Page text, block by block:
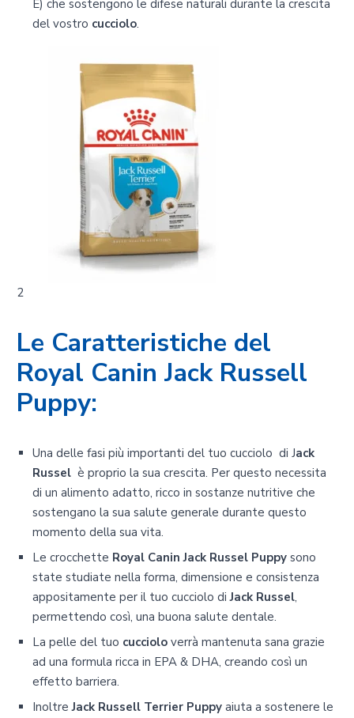
E) che sostengono le difese naturali durante la crescita
del vostro cucciolo.
2
Le Caratteristiche del
Royal Canin Jack Russell
Puppy:
Una delle fasi più importanti del tuo cucciolo di Jack
Russel è proprio la sua crescita. Per questo necessita
di un alimento adatto, ricco in sostanze nutritive che
sostengano la sua salute generale durante questo
momento della sua vita.
Le crocchette Royal Canin Jack Russel Puppy sono
state studiate nella forma, dimensione e consistenza
appositamente per il tuo cucciolo diJack Russel,
permettendo così, una buona salute dentale.
La pelle del tuo cucciolo verrà mantenuta sana grazie
ad una formula ricca in EPA & DHA, creando così un
effetto barriera.
InoltreJack Russell Terrier Puppy aiuta a sostenere le